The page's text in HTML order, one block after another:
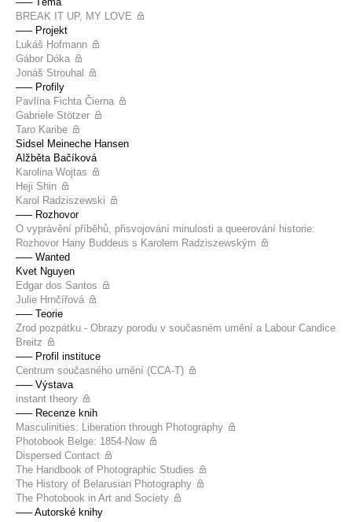
BREAK IT UP, MY LOVE
––– Projekt
Lukáš Hofmann
Gábor Dóka
Jonáš Strouhal
––– Profily
Pavlína Fichta Čierna
Gabriele Stötzer
Taro Karibe
Sidsel Meineche Hansen
Alžběta Bačíková
Karolina Wojtas
Heji Shin
Karol Radziszewski
––– Rozhovor
O vyprávění příběhů, přisvojování minulosti a queerování historie:
Rozhovor Hany Buddeus s Karolem Radziszewským
––– Wanted
Kvet Nguyen
Edgar dos Santos
Julie Hrnčířová
––– Teorie
Zrod pozpátku - Obrazy porodu v současném umění a Labour Candice
Breitz
––– Profil instituce
Centrum současného umění (CCA-T)
––– Výstava
instant theory
––– Recenze knih
Masculinities: Liberation through Photography
Photobook Belge: 1854-Now
Dispersed Contact
The Handbook of Photographic Studies
The History of Belarusian Photography
The Photobook in Art and Society
––– Autorské knihy